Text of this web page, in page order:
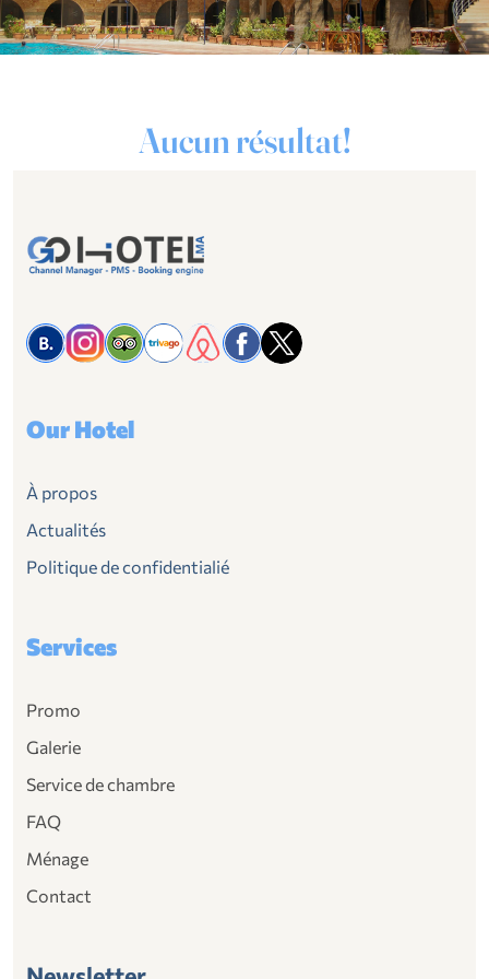
Aucun résultat!
Our Hotel
À propos
Actualités
Politique de confidentialié
Services
Promo
Galerie
Service de chambre
FAQ
Ménage
Contact